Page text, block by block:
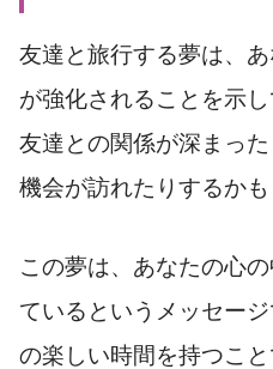
友達と旅行する夢は、
が強化されることを示
友達との関係が深まっ
機会が訪れたりするかも
この夢は、あなたの心
ているというメッセー
の楽しい時間を持つこ